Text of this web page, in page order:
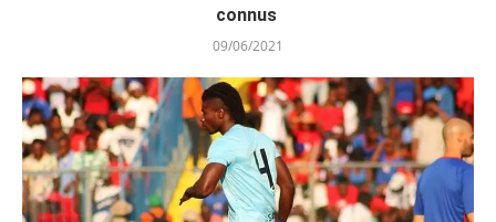
connus
09/06/2021